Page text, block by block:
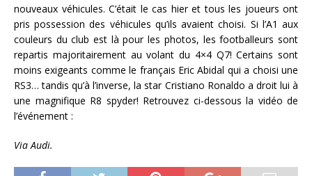
nouveaux véhicules. C’était le cas hier et tous les joueurs ont
pris possession des véhicules qu’ils avaient choisi. Si l’A1 aux
couleurs du club est là pour les photos, les footballeurs sont
repartis majoritairement au volant du 4×4 Q7! Certains sont
moins exigeants comme le français Eric Abidal qui a choisi une
RS3… tandis qu’à l’inverse, la star Cristiano Ronaldo a droit lui à
une magnifique R8 spyder! Retrouvez ci-dessous la vidéo de
l’événement :
Via Audi.